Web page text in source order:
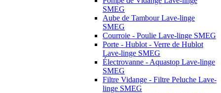
SMEG
Aube de Tambour Lave-linge
SMEG
Courroie - Poulie Lave-linge SMEG
Porte - Hublot - Verre de Hublot
Lave-linge SMEG
Électrovanne - Aquastop Lave-linge
SMEG
Filtre Vidange - Filtre Peluche Lave-
linge SMEG